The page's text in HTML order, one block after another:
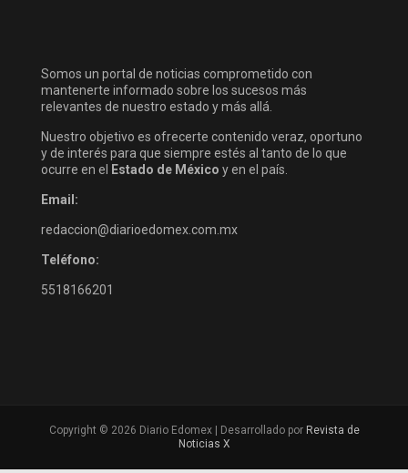
Somos un portal de noticias comprometido con
mantenerte informado sobre los sucesos más
relevantes de nuestro estado y más allá.
Nuestro objetivo es ofrecerte contenido veraz, oportuno
y de interés para que siempre estés al tanto de lo que
ocurre en el
Estado de México y en el país.
Email:
redaccion@diarioedomex.com.mx
Teléfono:
5518166201
Copyright © 2026 Diario Edomex | Desarrollado por Revista de
Noticias X